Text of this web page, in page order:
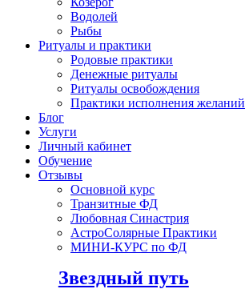
Водолей
Рыбы
Ритуалы и практики
Родовые практики
Денежные ритуалы
Ритуалы освобождения
Практики исполнения желаний
Блог
Услуги
Личный кабинет
Обучение
Отзывы
Основной курс
Транзитные ФД
Любовная Синастрия
АстроСолярные Практики
МИНИ-КУРС по ФД
Звездный путь